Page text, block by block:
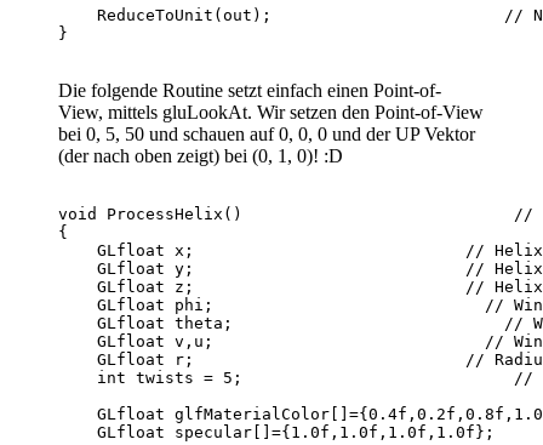
ReduceToUnit(out);                        //
Die folgende Routine setzt einfach einen Point-of-
View, mittels gluLookAt. Wir setzen den Point-of-View
bei 0, 5, 50 und schauen auf 0, 0, 0 und der UP Vektor
(der nach oben zeigt) bei (0, 1, 0)! :D
void ProcessHelix()                            //
{
GLfloat x;                            //
GLfloat y;                            //
GLfloat z;                            //
GLfloat phi;                            //
GLfloat theta;                            //
GLfloat v,u;                            //
GLfloat r;                            //
int twists = 5;                            //
GLfloat
GLfloat specular[]={1.0f,1.0f,1.0f,1.0f};